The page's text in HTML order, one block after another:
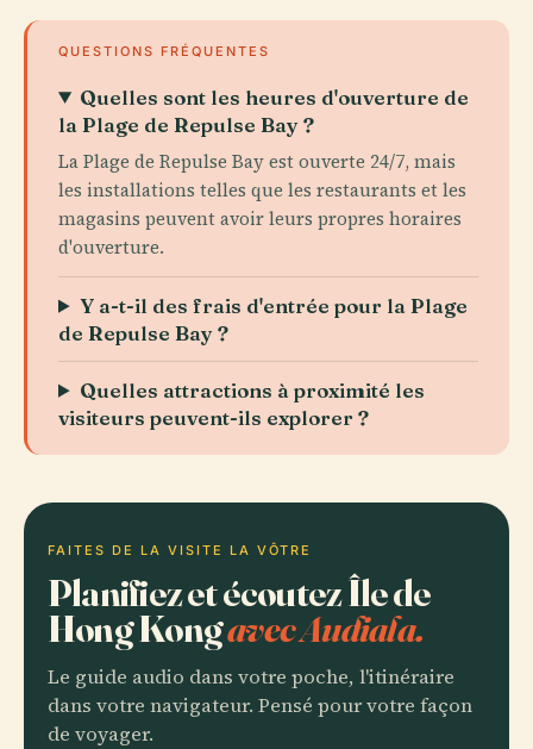
QUESTIONS FRÉQUENTES
Quelles sont les heures d'ouverture de
la Plage de Repulse Bay ?
La Plage de Repulse Bay est ouverte 24/7, mais
les installations telles que les restaurants et les
magasins peuvent avoir leurs propres horaires
d'ouverture.
Y a-t-il des frais d'entrée pour la Plage
de Repulse Bay ?
Quelles attractions à proximité les
visiteurs peuvent-ils explorer ?
FAITES DE LA VISITE LA VÔTRE
Planifiez et écoutez Île de
Hong Kongavec Audiala.
Le guide audio dans votre poche, l'itinéraire
dans votre navigateur. Pensé pour votre façon
de voyager.